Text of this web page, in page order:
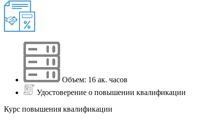
Объем: 16 ак. часов
Удостоверение о повышении квалификации
Курс повышения квалификации